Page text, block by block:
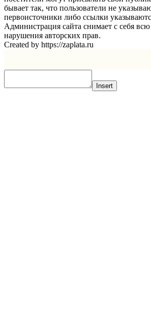
бывает так, что пользователи не
первоисточники либо ссылки
Администрация сайта снимает с себя всю
нарушения авторских прав.
Created by https://zaplata.ru
Insert